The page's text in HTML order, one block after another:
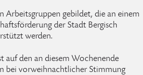
Arbeitsgruppen gebildet, die an einem
der Stadt Bergisch
werden.
auf den an diesem Wochenende
bei vorweihnachtlicher Stimmung